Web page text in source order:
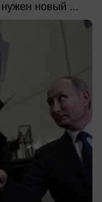
нужен новый ...